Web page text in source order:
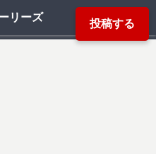
投稿する
あった怖い話」「都市伝説」などか
リーズ
検索